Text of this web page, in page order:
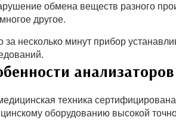
обмена веществ разного
другое.
за несколько минут прибор
анализаторов
техника
оборудованию высокой